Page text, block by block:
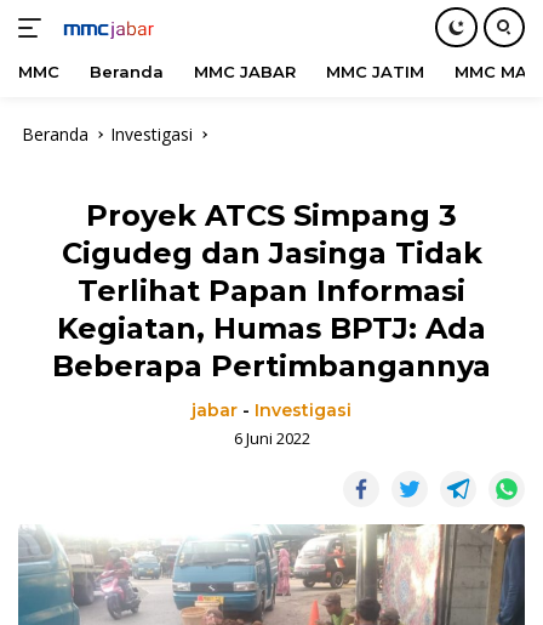
MMC Beranda MMC JABAR MMC JATIM MMC
Beranda Investigasi
Proyek ATCS Simpang 3
Cigudeg dan Jasinga Tidak
Terlihat Papan Informasi
Kegiatan, Humas BPTJ: Ada
Beberapa Pertimbangannya
jabar - Investigasi
6 Juni 2022